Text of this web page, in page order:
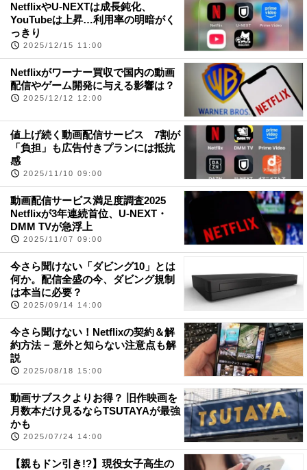
NetflixやU-NEXTは成長鈍化、
YouTubeは上昇…利用率の明暗がく
っきり
2025/12/15 11:00
Netflixがワーナー買収で国内の動画
配信やゲーム開発に与える影響は？
2025/12/12 12:00
値上げ続く動画配信サービス 7割が
「負担」も広告付きプランには抵抗
感
2025/11/10 09:00
動画配信サービス満足度調査2025
Netflixが3年連続首位、U-NEXT・
DMM TVが急浮上
2025/11/07 09:00
今さら聞けない「ダビング10」とは
何か。配信全盛の今、ダビング規制
は本当に必要？
2025/09/14 14:00
今さら聞けない！Netflixの契約＆解
約方法 − 意外と知らない注意点も解
説
2025/08/18 15:00
動画サブスクよりお得？ 旧作映画を
月数本だけ見るならTSUTAYAが最強
かも
2025/07/24 14:00
【親もドン引き!?】現役女子高生の